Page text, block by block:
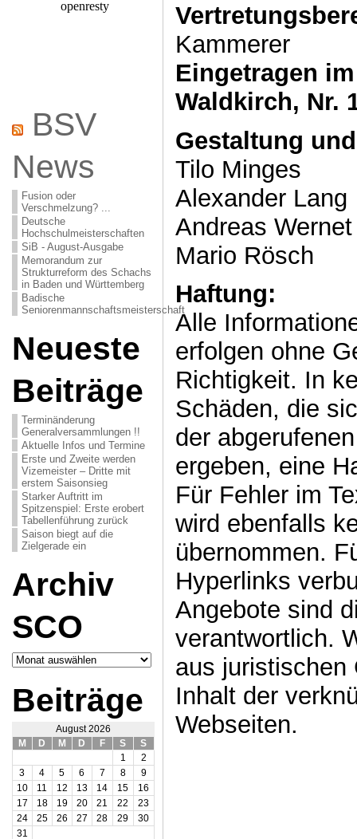
BSV
News
Fusion oder
Verschmelzung? ...
Deutsche
Hochschulmeisterschaften
SiB - August-Ausgabe
Memorandum zur
Strukturreform des Schachs
in Baden und Württemberg
Badische
Seniorenmannschaftsmeisterschaft
Neueste
Beiträge
Terminänderung
Generalversammlungen !!
Aktuelle Infos und Termine
Erste und Zweite werden
Vizemeister – Dritte mit
erstem Saisonsieg
Starker Auftritt im
Spitzenspiel: Erste erobert
Tabellenführung zurück
Saison biegt auf die
Zielgerade ein
Archiv
SCO
Archiv
SCO
Beiträge
August 2026
M
D M D F S
S
1
2
3
4 5 6 7 8
9
10
11 12 13 14 15
16
17
18 19 20 21 22
23
24
25 26 27 28 29
30
31
Kammerer
Eingetragen
Waldkirch, Nr.
Gestaltung
Tilo Minges
Alexander Lang
Andreas Wernet
Mario Rösch
Haftung:
Alle
erfolgen ohne
Richtigkeit. In
Schäden, die
der
ergeben, eine
Für Fehler im
wird ebenfalls
übernommen.
Hyperlinks
Angebote sind
verantwortlich.
aus juristischen
Inhalt der
Webseiten.